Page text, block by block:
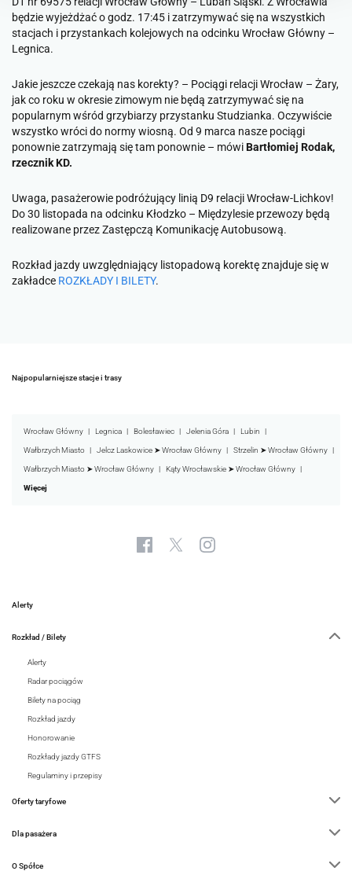
będzie wyjeżdżać o godz. 17:45 i zatrzymywać się na wszystkich
stacjach i przystankach kolejowych na odcinku Wrocław Główny –
Legnica.
Jakie jeszcze czekają nas korekty? – Pociągi relacji Wrocław – Żary,
jak co roku w okresie zimowym nie będą zatrzymywać się na
popularnym wśród grzybiarzy przystanku Studzianka. Oczywiście
wszystko wróci do normy wiosną. Od 9 marca nasze pociągi
ponownie zatrzymają się tam ponownie – mówiBartłomiej Rodak,
rzecznik KD.
Uwaga, pasażerowie podróżujący linią D9 relacji Wrocław-Lichkov!
Do 30 listopada na odcinku Kłodzko – Międzylesie przewozy będą
realizowane przez Zastępczą Komunikację Autobusową.
Rozkład jazdy uwzględniający listopadową korektę znajduje się w
zakładce ROZKŁADY I BILETY.
Najpopularniejsze stacje i trasy
Wrocław Główny Legnica Bolesławiec Jelenia Góra Lubin
Wałbrzych Miasto Jelcz Laskowice ➤ Wrocław Główny Strzelin ➤ Wrocław Główny
Wałbrzych Miasto ➤ Wrocław Główny Kąty Wrocławskie ➤ Wrocław Główny
Więcej
Alerty
Rozkład / Bilety
Alerty
Radar pociągów
Bilety na pociąg
Rozkład jazdy
Honorowanie
Rozkłady jazdy GTFS
Regulaminy i przepisy
Oferty taryfowe
Dla pasażera
O Spółce